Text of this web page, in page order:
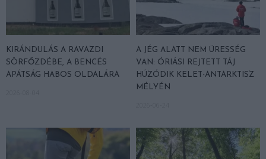
KIRÁNDULÁS A RAVAZDI
SÖRFŐZDÉBE, A BENCÉS
APÁTSÁG HABOS OLDALÁRA
A JÉG ALATT NEM ÜRESSÉG
VAN: ÓRIÁSI REJTETT TÁJ
HÚZÓDIK KELET-ANTARKTISZ
MÉLYÉN